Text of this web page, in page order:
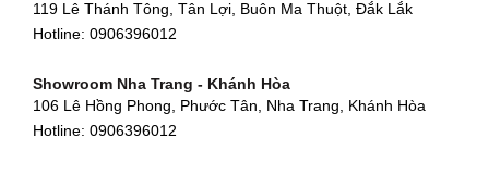
Showroom Thuận An - Bình Dương
Showroom Quận 11 - TP. HCM
119 Lê Thánh Tông, Tân Lợi, Buôn Ma Thuột, Đắk Lắk
Hotline: 0906396012
Showroom Nha Trang - Khánh Hòa
106 Lê Hồng Phong, Phước Tân, Nha Trang, Khánh Hòa
Hotline: 0906396012